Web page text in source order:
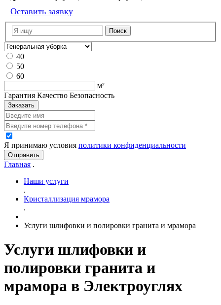
Оставить заявку
40
50
60
м²
Гарантия Качество Безопасность
Заказать
Я принимаю условия политики конфиденциальности
Отправить
Главная .
Наши услуги
.
Кристаллизация мрамора
.
Услуги шлифовки и полировки гранита и мрамора
Услуги шлифовки и
полировки гранита и
мрамора в Электроуглях